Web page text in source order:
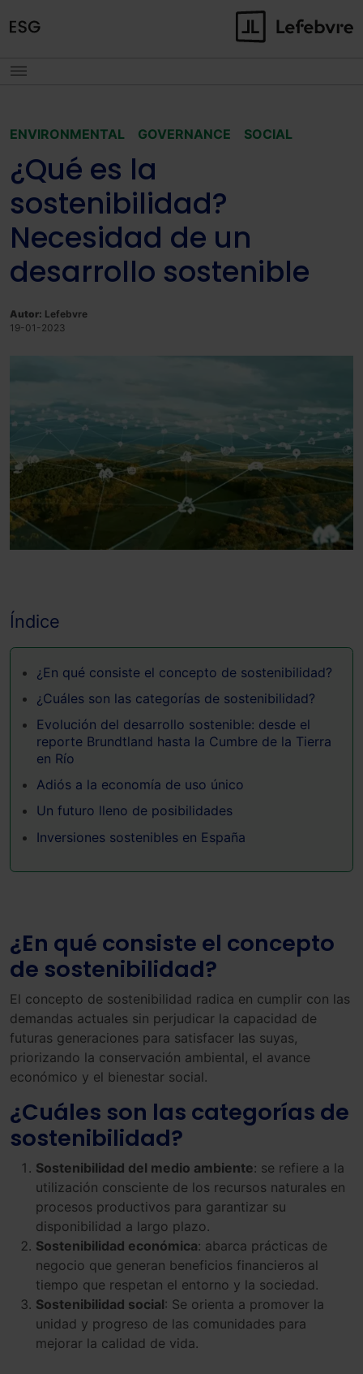
ENVIRONMENTAL GOVERNANCE SOCIAL
¿Qué es la
sostenibilidad?
Necesidad de un
desarrollo sostenible
Autor: Lefebvre
19-01-2023
Índice
¿En qué consiste el concepto de sostenibilidad?
¿Cuáles son las categorías de sostenibilidad?
Evolución del desarrollo sostenible: desde el
reporte Brundtland hasta la Cumbre de la Tierra
en Río
Adiós a la economía de uso único
Un futuro lleno de posibilidades
Inversiones sostenibles en España
¿En qué consiste el concepto
de sostenibilidad?
El concepto de sostenibilidad radica en cumplir con las
demandas actuales sin perjudicar la capacidad de
futuras generaciones para satisfacer las suyas,
priorizando la conservación ambiental, el avance
económico y el bienestar social.
¿Cuáles son las categorías de
sostenibilidad?
Sostenibilidad del medio ambiente: se refiere a la
utilización consciente de los recursos naturales en
procesos productivos para garantizar su
disponibilidad a largo plazo.
Sostenibilidad económica: abarca prácticas de
negocio que generan beneficios financieros al
tiempo que respetan el entorno y la sociedad.
Sostenibilidad social: Se orienta a promover la
unidad y progreso de las comunidades para
mejorar la calidad de vida.